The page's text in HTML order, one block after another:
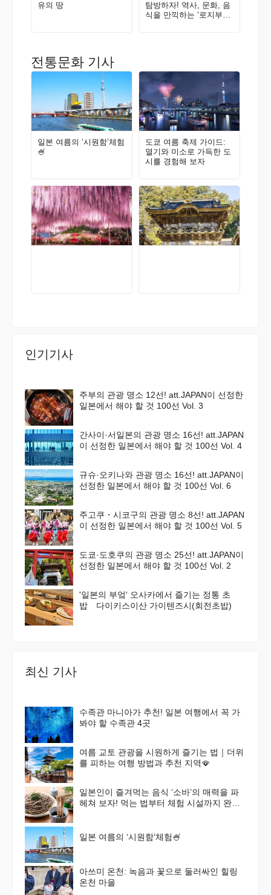
유의 땅
탐방하자! 역사, 문화, 음
식을 만끽하는 ‘로지부라
전통문화 기사
일본 여름의 ‘시원함’체험
🍧
도쿄 여름 축제 가이드:
열기와 미소로 가득한 도
시를 경험해 보자
인기기사
주부의 관광 명소 12선! att.JAPAN이 선정한
일본에서 해야 할 것 100선 Vol. 3
간사이·서일본의 관광 명소 16선! att.JAPAN
이 선정한 일본에서 해야 할 것 100선 Vol. 4
규슈·오키나와 관광 명소 16선! att.JAPAN이
선정한 일본에서 해야 할 것 100선 Vol. 6
주고쿠・시코구의 관광 명소 8선! att.JAPAN
이 선정한 일본에서 해야 할 것 100선 Vol. 5
도쿄·도호쿠의 관광 명소 25선! att.JAPAN이
선정한 일본에서 해야 할 것 100선 Vol. 2
'일본의 부엌' 오사카에서 즐기는 정통 초
밥 다이키스이산 가이텐즈시(회전초밥)
최신 기사
수족관 마니아가 추천! 일본 여행에서 꼭 가
봐야 할 수족관 4곳
여름 교토 관광을 시원하게 즐기는 법｜더위
를 피하는 여행 방법과 추천 지역🪭
일본인이 즐겨먹는 음식 ‘소바’의 매력을 파
헤쳐 보자! 먹는 법부터 체험 시설까지 완벽
일본 여름의 ‘시원함’체험🍧
아쓰미 온천: 녹음과 꽃으로 둘러싸인 힐링
온천 마을